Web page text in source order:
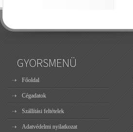
GYORSMENÜ
Főoldal
Cégadatok
Szállítási feltételek
Adatvédelmi nyilatkozat